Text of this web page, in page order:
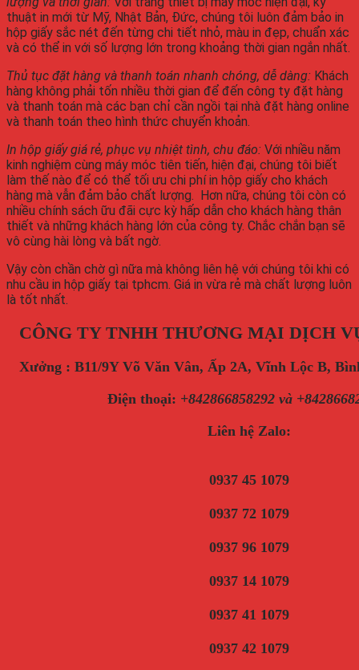
thuật in mới từ Mỹ, Nhật Bản, Đức, chúng tôi luôn đảm bảo in
hộp giấy sắc nét đến từng chi tiết nhỏ, màu in đẹp, chuẩn xác
và có thể in với số lượng lớn trong khoảng thời gian ngắn nhất.
Thủ tục đặt hàng và thanh toán nhanh chóng, dễ dàng: Khách
hàng không phải tốn nhiều thời gian để đến công ty đặt hàng
và thanh toán mà các bạn chỉ cần ngồi tại nhà đặt hàng online
và thanh toán theo hình thức chuyển khoản.
In hộp giấy giá rẻ, phục vụ nhiệt tình, chu đáo: Với nhiều năm
kinh nghiệm cùng máy móc tiên tiến, hiện đại, chúng tôi biết
làm thế nào để có thể tối ưu chi phí in hộp giấy cho khách
hàng mà vẫn đảm bảo chất lượng. Hơn nữa, chúng tôi còn có
nhiều chính sách ữu đãi cực kỳ hấp dẫn cho khách hàng thân
thiết và những khách hàng lớn của công ty. Chắc chắn bạn sẽ
vô cùng hài lòng và bất ngờ.
Vậy còn chần chờ gì nữa mà không liên hệ với chúng tôi khi có
nhu cầu in hộp giấy tại tphcm. Giá in vừa rẻ mà chất lượng luôn
là tốt nhất.
CÔNG TY TNHH THƯƠNG MẠI DỊCH
Xưởng : B11/9Y Võ Văn Vân, Ấp 2A, Vĩnh Lộc B,
Điện thoại: +842866858292 và
Liên hệ Zalo:
0937 45 1079
0937 72 1079
0937 96 1079
0937 14 1079
0937 41 1079
0937 42 1079